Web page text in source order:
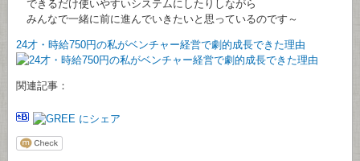
できるだけ使いやすいシステムにしたりしながら
みんなで一緒に前に進んでいきたいと思っているのです～
24才・時給750円の私がベンチャー経営で劇的成長できた理由
関連記事：